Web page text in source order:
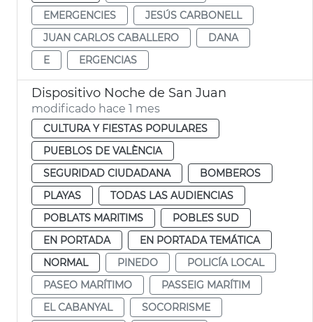
EMERGENCIES
JESÚS CARBONELL
JUAN CARLOS CABALLERO
DANA
E
ERGENCIAS
Dispositivo Noche de San Juan
modificado hace 1 mes
CULTURA Y FIESTAS POPULARES
PUEBLOS DE VALÈNCIA
SEGURIDAD CIUDADANA
BOMBEROS
PLAYAS
TODAS LAS AUDIENCIAS
POBLATS MARITIMS
POBLES SUD
EN PORTADA
EN PORTADA TEMÁTICA
NORMAL
PINEDO
POLICÍA LOCAL
PASEO MARÍTIMO
PASSEIG MARÍTIM
EL CABANYAL
SOCORRISME